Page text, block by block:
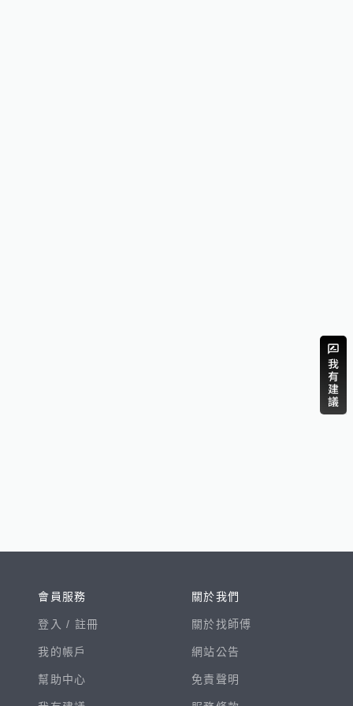
會員服務
登入 / 註冊
我的帳戶
幫助中心
關於我們
關於找師傅
網站公告
免責聲明